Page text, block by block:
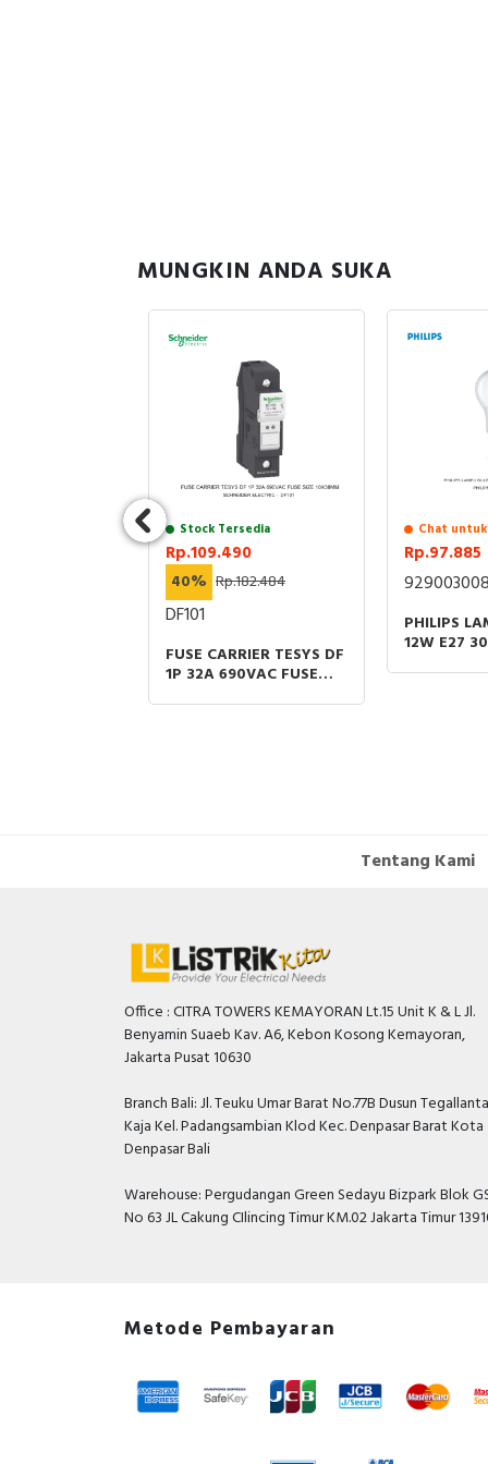
MUNGKIN ANDA SUKA
Stock Tersedia
Rp.109.490
40% Rp.182.484
DF101
FUSE CARRIER TESYS DF
1P 32A 690VAC FUSE
Chat
Rp.97.885
PHILIPS
12W E27
Tentang Kami
Office : CITRA TOWERS KEMAYORAN Lt.15 Unit K & L Jl.
Benyamin Suaeb Kav. A6, Kebon Kosong Kemayoran,
Jakarta Pusat 10630
Branch Bali: Jl. Teuku Umar Barat No.77B Dusun
Kaja Kel. Padangsambian Klod Kec. Denpasar Barat Kota
Denpasar Bali
Warehouse: Pergudangan Green Sedayu Bizpark Blok
No 63 JL Cakung CIlincing Timur KM.02 Jakarta Timur
Metode Pembayaran